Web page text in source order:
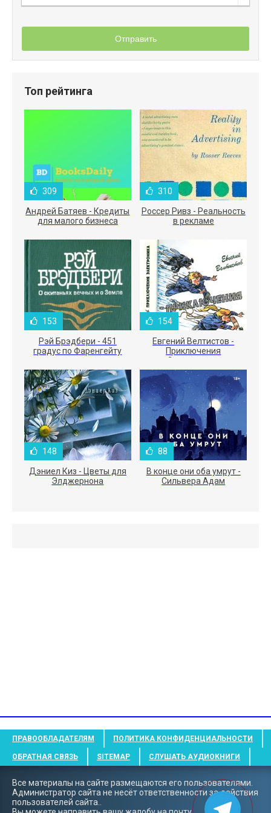
Отправить
Топ рейтинга
309
Андрей Батяев - Кредиты
для малого бизнеса
310
Россер Ривз - Реальность
в рекламе
153
Рэй Брэдбери - 451
градус по Фаренгейту
154
Евгений Велтистов -
Приключения
Электроника
148
Дэниел Киз - Цветы для
Элджернона
88
В конце они оба умрут -
Сильвера Адам
ПРАВООБЛАДАТЕЛЯМ ПОЛИТИКА КОНФИДЕНЦИАЛЬНОСТИ
ОБРАТНАЯ СВЯЗЬ SITEMAP СЛУШАТЬ АУДИОКНИГИ
Все материалы на сайте размещаются его пользователями.
Администратор сайта не несёт ответственности за действия
пользователей сайта..